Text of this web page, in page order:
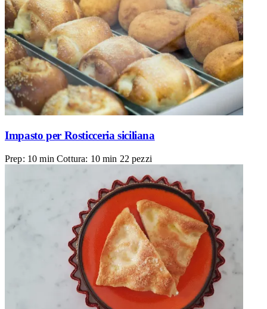
Impasto per Rosticceria siciliana
Prep: 10 min Cottura: 10 min 22 pezzi